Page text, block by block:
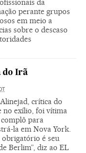
da
perante grupos
em meio a
sobre o descaso
do Irã
crítica do
no exílio, foi vítima
para
la em Nova York.
obrigatório é seu
Berlim”, diz ao EL